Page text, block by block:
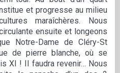
et progresse au milieu
maraîchères. Nous
ensuite et longeons
Notre-Dame de Cléry-St
de pierre blanche, où se
XI ! Il faudra revenir… Nous